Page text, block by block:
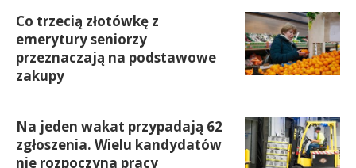
Co trzecią złotówkę z
emerytury seniorzy
przeznaczają na podstawowe
zakupy
Na jeden wakat przypadają 62
zgłoszenia. Wielu kandydatów
nie rozpoczyna pracy